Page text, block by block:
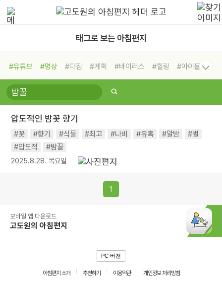
태그로 보는 아침편지
#유튜브 #명상 #다짐 #계획 #바이러스 #힐링
#아이들
#비전캠프
#독서캠프 #삶
#희망
#나눔 #친구 #링컨학교
#독서
#건강 #면역력
압도적인 밤꽃 향기
#꽃 #향기 #식물 #최고 #나비 #유혹 #알밤
#벌
#압도적
#밤꿀
2025.8.28. 목요일
1
모바일 앱 다운로드
고도원의 아침편지
PC 버전
아침편지 소개 추천하기 이용약관
개인정보 처리방침